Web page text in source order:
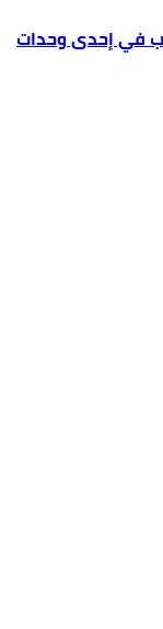
في إحدى وحدات